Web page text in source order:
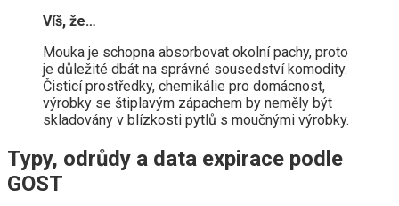
Víš, že…
Mouka je schopna absorbovat okolní pachy, proto
je důležité dbát na správné sousedství komodity.
Čisticí prostředky, chemikálie pro domácnost,
výrobky se štiplavým zápachem by neměly být
skladovány v blízkosti pytlů s moučnými výrobky.
Typy, odrůdy a data expirace podle
GOST